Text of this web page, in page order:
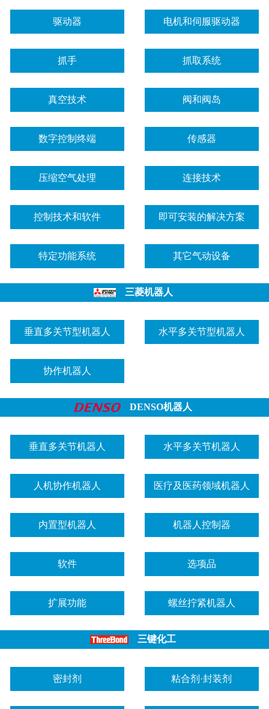
驱动器 电机和伺服驱动器
抓手 抓取系统
真空技术 阀和阀岛
数字控制终端 传感器
压缩空气处理 连接技术
控制技术和软件 即可安装的解决方案
特定功能系统 其它气动设备
三菱机器人
垂直多关节型机器人 水平多关节型机器人
协作机器人
DENSO机器人
垂直多关节机器人 水平多关节机器人
人机协作机器人 医疗及医药领域机器人
内置型机器人 机器人控制器
软件 选项品
扩展功能 螺丝拧紧机器人
三键化工
密封剂 粘合剂·封装剂